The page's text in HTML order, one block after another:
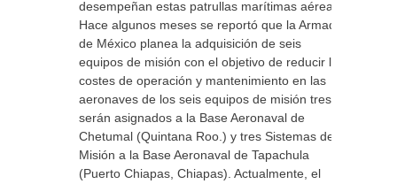
desempeñan estas patrullas marítimas aéreas.
Hace algunos meses se reportó que la Armada
de México planea la adquisición de seis
equipos de misión con el objetivo de reducir los
costes de operación y mantenimiento en las
aeronaves de los seis equipos de misión tres
serán asignados a la Base Aeronaval de
Chetumal (Quintana Roo.) y tres Sistemas de
Misión a la Base Aeronaval de Tapachula
(Puerto Chiapas, Chiapas). Actualmente, el